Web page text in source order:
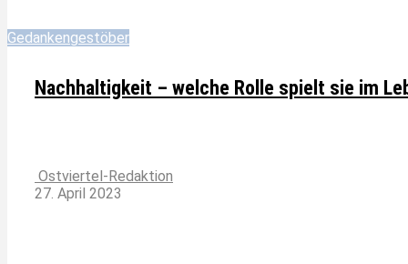
Gedankengestöber
Nachhaltigkeit – welche Rolle spielt sie im
Ostviertel-Redaktion
27. April 2023